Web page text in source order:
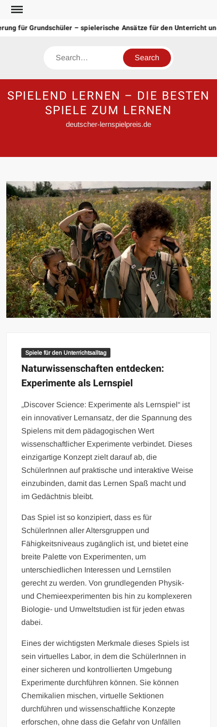
Skip
contentfür Grundschüler – spielerische Ansätze für den Unterricht und
Search
SPIELEND LERNEN – DIE BESTEN
SPIELE ZUM LERNEN
deutscher-lernspielpreis.de
Spiele für den Unterrichtsalltag
Naturwissenschaften entdecken:
Experimente als Lernspiel
„Discover Science: Experimente als Lernspiel“ ist
ein innovativer Lernansatz, der die Spannung des
Spielens mit dem pädagogischen Wert
wissenschaftlicher Experimente verbindet. Dieses
einzigartige Konzept zielt darauf ab, die
SchülerInnen auf praktische und interaktive Weise
einzubinden, damit das Lernen Spaß macht und
im Gedächtnis bleibt.
Das Spiel ist so konzipiert, dass es für
SchülerInnen aller Altersgruppen und
Fähigkeitsniveaus zugänglich ist, und bietet eine
breite Palette von Experimenten, um
unterschiedlichen Interessen und Lernstilen
gerecht zu werden. Von grundlegenden Physik-
und Chemieexperimenten bis hin zu komplexeren
Biologie- und Umweltstudien ist für jeden etwas
dabei.
Eines der wichtigsten Merkmale dieses Spiels ist
sein virtuelles Labor, in dem die SchülerInnen in
einer sicheren und kontrollierten Umgebung
Experimente durchführen können. Sie können
Chemikalien mischen, virtuelle Sektionen
durchführen und wissenschaftliche Konzepte
erforschen, ohne dass die Gefahr von Unfällen